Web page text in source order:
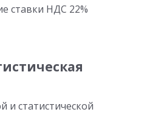
ставки НДС 22%
и статистической